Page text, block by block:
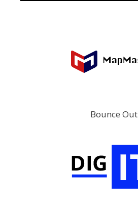
Bounce Out